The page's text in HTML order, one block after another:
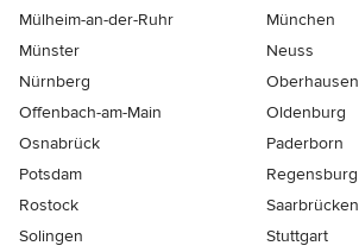
Mülheim-an-der-Ruhr
München
Münster
Neuss
Nürnberg
Oberhausen
Offenbach-am-Main
Oldenburg
Osnabrück
Paderborn
Potsdam
Regensburg
Rostock
Saarbrücken
Solingen
Stuttgart